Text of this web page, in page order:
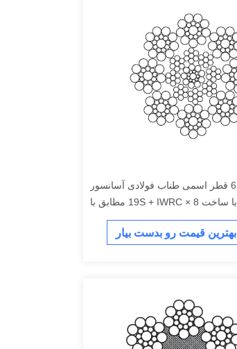
6.5mm قطر اسمی طناب فولادی آسانسور
با ساخت 8 × 19S + IWRC مطابق با
استاندارد ISO 4344
بهترین قیمت رو بدست بیار